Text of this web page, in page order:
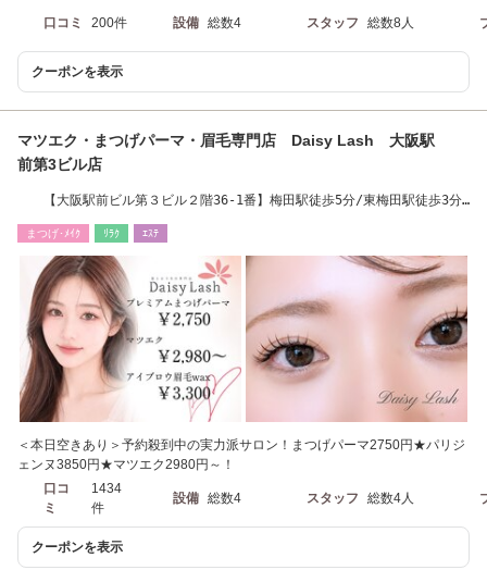
口コミ 200件 設備 総数4 スタッフ 総数8人
クーポンを表示
マツエク・まつげパーマ・眉毛専門店 Daisy Lash 大阪駅
前第3ビル店
【大阪駅前ビル第３ビル２階36-1番】梅田駅徒歩5分/東梅田駅徒歩3分/
まつげ･ﾒｲｸ ﾘﾗｸ ｴｽﾃ
＜本日空きあり＞予約殺到中の実力派サロン！まつげパーマ2750円★パリジ
ェンヌ3850円★マツエク2980円～！
口コ
ミ
1434
件
設備 総数4 スタッフ 総数4人
クーポンを表示